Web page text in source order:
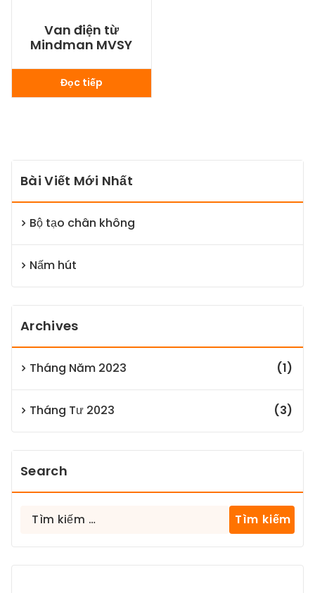
Van điện từ
Mindman MVSY
Đọc tiếp
Bài Viết Mới Nhất
Bộ tạo chân không
Nấm hút
Archives
Tháng Năm 2023 (1)
Tháng Tư 2023 (3)
Search
Tìm